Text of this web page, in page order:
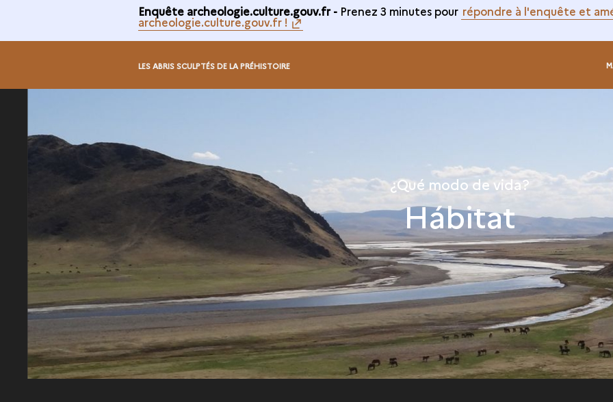
Enquête archeologie.culture.gouv.fr - Prenez 3 minutes pour répondre à l'enquête et
archeologie.culture.gouv.fr !
LES ABRIS SCULPTÉS DE LA PRÉHISTOIRE
¿Qué modo de vida?
Hábitat